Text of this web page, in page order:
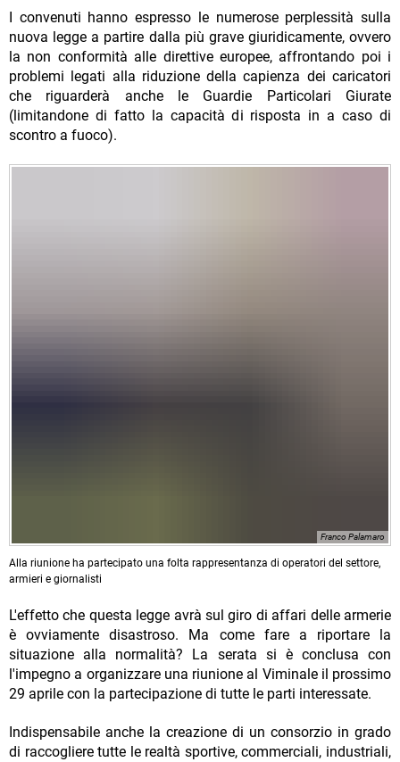
I convenuti hanno espresso le numerose perplessità sulla
nuova legge a partire dalla più grave giuridicamente, ovvero
la non conformità alle direttive europee, affrontando poi i
problemi legati alla riduzione della capienza dei caricatori
che riguarderà anche le Guardie Particolari Giurate
(limitandone di fatto la capacità di risposta in a caso di
scontro a fuoco).
Franco Palamaro
Alla riunione ha partecipato una folta rappresentanza di operatori del settore,
armieri e giornalisti
L'effetto che questa legge avrà sul giro di affari delle armerie
è ovviamente disastroso. Ma come fare a riportare la
situazione alla normalità? La serata si è conclusa con
l'impegno a organizzare una riunione al Viminale il prossimo
29 aprile con la partecipazione di tutte le parti interessate.
Indispensabile anche la creazione di un consorzio in grado
di raccogliere tutte le realtà sportive, commerciali, industriali,